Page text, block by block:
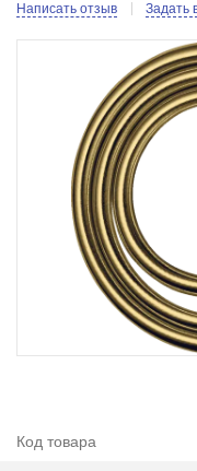
Написать отзыв Задать
Код товара